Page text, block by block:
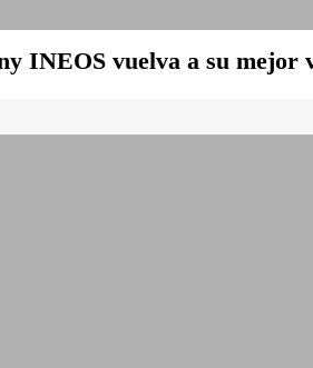
INEOS vuelva a su mejor